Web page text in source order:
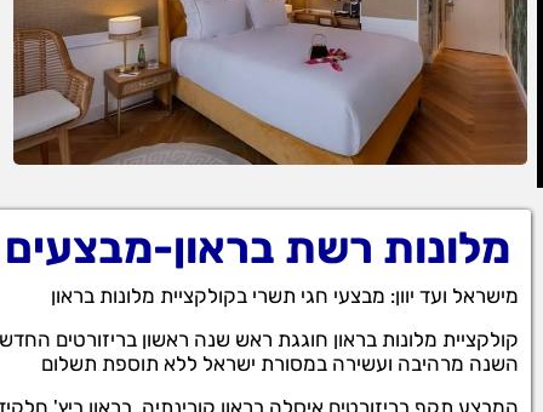
מלונות רשת בראון-מבצעים
מישראל ועד יוון: מבצעי חגי תשרי בקולקציית מלונות בראון
השנה מרהיבה ועשירה במסורת ישראל ללא תוספת תשלום
המבצע תקף בריזורטים איסלה בראון קורינתיה, בראון ביץ'